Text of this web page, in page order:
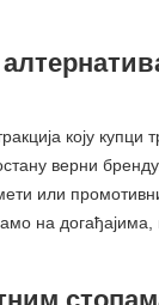
коју купци
верни
или
на догађајима,